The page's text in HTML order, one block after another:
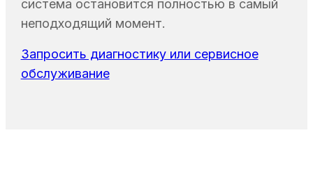
система остановится полностью в самый
неподходящий момент.
Запросить диагностику или сервисное
обслуживание